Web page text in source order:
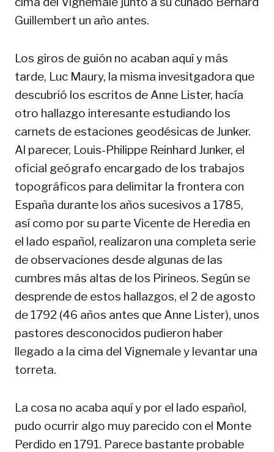
Guillembert un año antes.
Los giros de guión no acaban aquí y más
tarde, Luc Maury, la misma invesitgadora que
descubrió los escritos de Anne Lister, hacía
otro hallazgo interesante estudiando los
carnets de estaciones geodésicas de Junker.
Al parecer, Louis-Philippe Reinhard Junker, el
oficial geógrafo encargado de los trabajos
topográficos para delimitar la frontera con
España durante los años sucesivos a 1785,
así como por su parte Vicente de Heredia en
el lado español, realizaron una completa serie
de observaciones desde algunas de las
cumbres más altas de los Pirineos. Según se
desprende de estos hallazgos, el 2 de agosto
de 1792 (46 años antes que Anne Lister), unos
pastores desconocidos pudieron haber
llegado a la cima del Vignemale y levantar una
torreta.
La cosa no acaba aquí y por el lado español,
pudo ocurrir algo muy parecido con el Monte
Perdido en 1791. Parece bastante probable